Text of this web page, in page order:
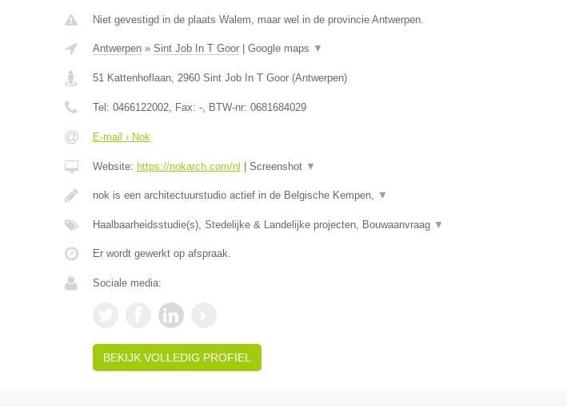
Niet gevestigd in de plaats Walem, maar wel in de provincie Antwerpen.
Antwerpen» Sint Job In T Goor| Google maps ▼
51 Kattenhoflaan, 2960 Sint Job In T Goor(Antwerpen)
Tel: 0466122002, Fax: -, BTW-nr: 0681684029
E-mail › Nok
Website: https://nokarch.com/nl Screenshot ▼
nok is een architectuurstudio actief in de Belgische Kempen, ▼
Haalbaarheidsstudie(s), Stedelijke & Landelijke projecten, Bouwaanvraag ▼
Er wordt gewerkt op afspraak.
Sociale media:
BEKIJK VOLLEDIG PROFIEL